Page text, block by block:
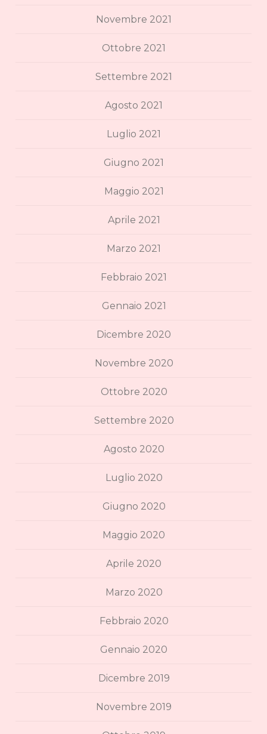
Novembre 2021
Ottobre 2021
Settembre 2021
Agosto 2021
Luglio 2021
Giugno 2021
Maggio 2021
Aprile 2021
Marzo 2021
Febbraio 2021
Gennaio 2021
Dicembre 2020
Novembre 2020
Ottobre 2020
Settembre 2020
Agosto 2020
Luglio 2020
Giugno 2020
Maggio 2020
Aprile 2020
Marzo 2020
Febbraio 2020
Gennaio 2020
Dicembre 2019
Novembre 2019